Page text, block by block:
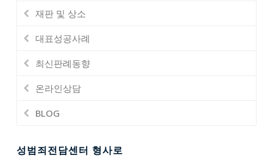
재판 및 상소
대표성공사례
최신판례동향
온라인상담
BLOG
성범죄전담센터 형사로